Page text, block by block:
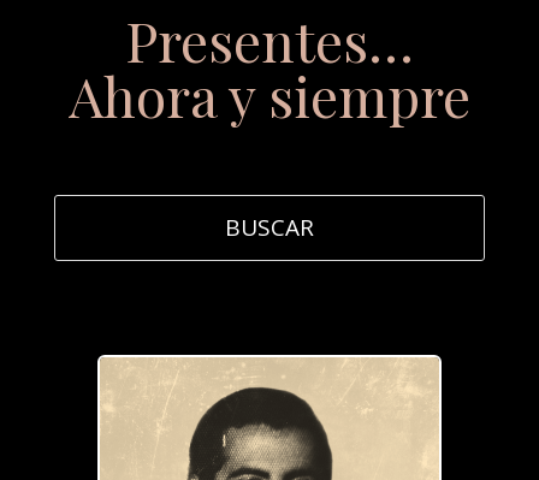
Presentes…
Ahora y siempre